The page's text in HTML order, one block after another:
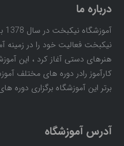
درباره ما
نیکبخت فعالیت خود را در
کارآموز رادر دوره های مختلف
برتر این آموزشگاه برگزاری دوره
آدرس آموزشگاه